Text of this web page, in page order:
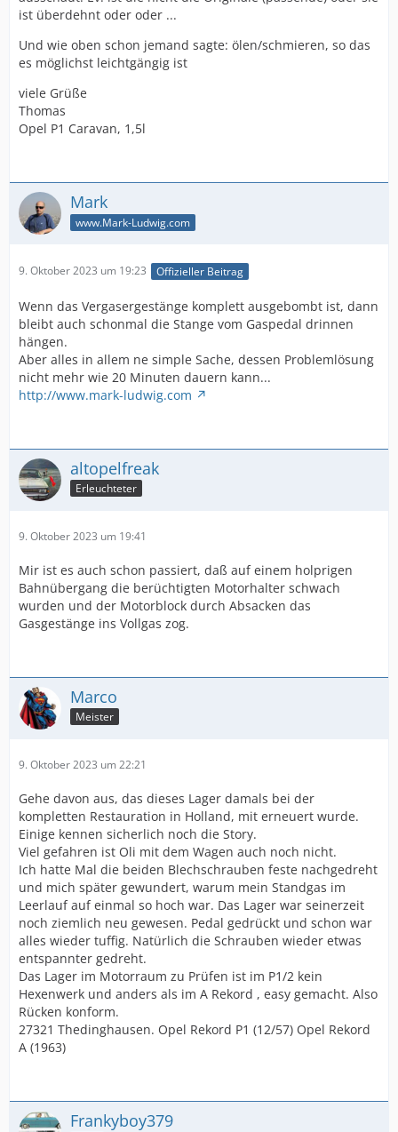
ist überdehnt oder oder ...
Und wie oben schon jemand sagte: ölen/schmieren, so das
es möglichst leichtgängig ist
viele Grüße
Thomas
Opel P1 Caravan, 1,5l
Mark
www.Mark-Ludwig.com
9. Oktober 2023 um 19:23 Offizieller Beitrag
Wenn das Vergasergestänge komplett ausgebombt ist, dann
bleibt auch schonmal die Stange vom Gaspedal drinnen
hängen.
Aber alles in allem ne simple Sache, dessen Problemlösung
nicht mehr wie 20 Minuten dauern kann...
http://www.mark-ludwig.com
altopelfreak
Erleuchteter
9. Oktober 2023 um 19:41
Mir ist es auch schon passiert, daß auf einem holprigen
Bahnübergang die berüchtigten Motorhalter schwach
wurden und der Motorblock durch Absacken das
Gasgestänge ins Vollgas zog.
Marco
Meister
9. Oktober 2023 um 22:21
Gehe davon aus, das dieses Lager damals bei der
kompletten Restauration in Holland, mit erneuert wurde.
Einige kennen sicherlich noch die Story.
Viel gefahren ist Oli mit dem Wagen auch noch nicht.
Ich hatte Mal die beiden Blechschrauben feste nachgedreht
und mich später gewundert, warum mein Standgas im
Leerlauf auf einmal so hoch war. Das Lager war seinerzeit
noch ziemlich neu gewesen. Pedal gedrückt und schon war
alles wieder tuffig. Natürlich die Schrauben wieder etwas
entspannter gedreht.
Das Lager im Motorraum zu Prüfen ist im P1/2 kein
Hexenwerk und anders als im A Rekord , easy gemacht. Also
Rücken konform.
27321 Thedinghausen. Opel Rekord P1 (12/57) Opel Rekord
A (1963)
Frankyboy379